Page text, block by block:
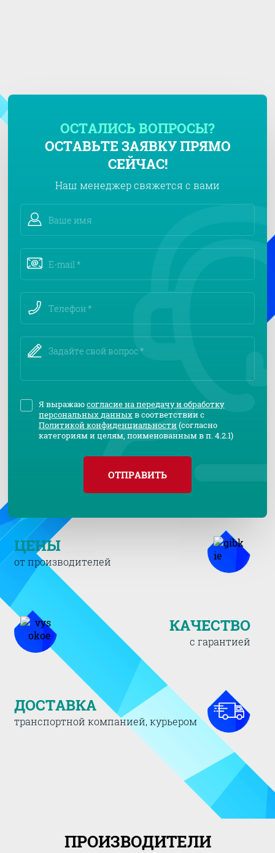
ОСТАЛИСЬ ВОПРОСЫ?
ОСТАВЬТЕ ЗАЯВКУ ПРЯМО
СЕЙЧАС!
Наш менеджер свяжется с вами
Я выражаюсогласие на передачу и обработку
персональных данныхв соответствии с
Политикой конфиденциальности(согласно
категориям и целям, поименованным в п. 4.2.1)
ОТПРАВИТЬ
ЦЕНЫ
от производителей
КАЧЕСТВО
с гарантией
ДОСТАВКА
транспортной компанией, курьером
ПРОИЗВОДИТЕЛИ